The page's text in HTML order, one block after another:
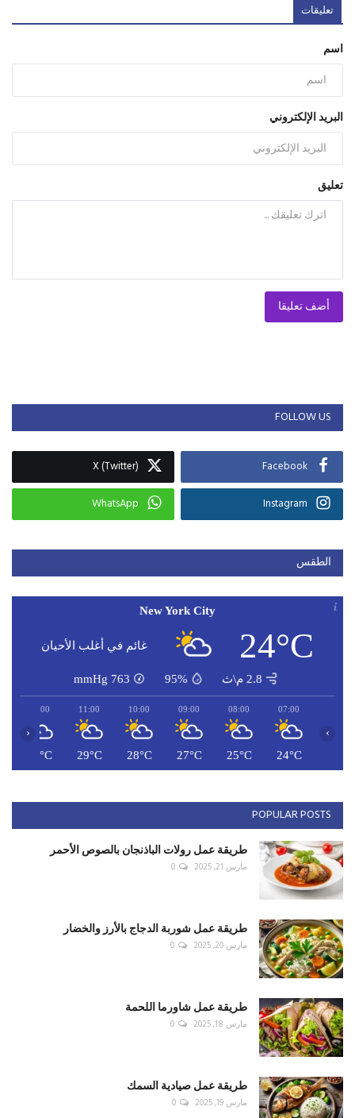
تعليقات
اسم
البريد الإلكتروني
تعليق
أضف تعليقا
FOLLOW US
Facebook
X (Twitter)
Instagram
WhatsApp
الطقس
New York City
24°C غائم في أغلب الأحيان
2.8 م\ث 95%
763
mmHg
07:00
24°C
08:00
25°C
09:00
27°C
10:00
28°C
11:00
29°C
12:00
30°C
‹ ›
POPULAR POSTS
طريقة عمل رولات الباذنجان بالصوص الأحمر
مارس 21, 2025 0
طريقة عمل شوربة الدجاج بالأرز والخضار
مارس 20, 2025 0
طريقة عمل شاورما اللحمة
مارس 18, 2025 0
طريقة عمل صيادية السمك
مارس 19, 2025 0